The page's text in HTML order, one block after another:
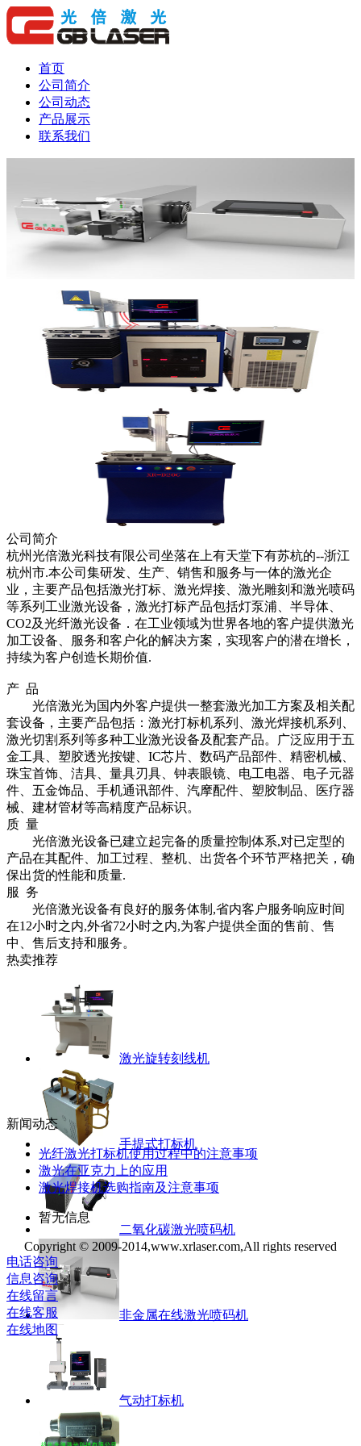
首页
公司简介
公司动态
产品展示
联系我们
公司简介
杭州光倍激光科技有限公司坐落在上有天堂下有苏杭的--浙江
杭州市.本公司集研发、生产、销售和服务与一体的激光企
业，主要产品包括激光打标、激光焊接、激光雕刻和激光喷码
等系列工业激光设备，激光打标产品包括灯泵浦、半导体、
CO2及光纤激光设备．在工业领域为世界各地的客户提供激光
加工设备、服务和客户化的解决方案，实现客户的潜在增长，
持续为客户创造长期价值.
产 品
光倍激光为国内外客户提供一整套激光加工方案及相关配
套设备，主要产品包括：激光打标机系列、激光焊接机系列、
激光切割系列等多种工业激光设备及配套产品。广泛应用于五
金工具、塑胶透光按键、 IC芯片、数码产品部件、精密机械、
珠宝首饰、洁具、量具刃具、钟表眼镜、电工电器、电子元器
件、五金饰品、手机通讯部件、汽摩配件、塑胶制品、医疗器
械、建材管材等高精度产品标识。
质 量
光倍激光设备已建立起完备的质量控制体系,对已定型的
产品在其配件、加工过程、整机、出货各个环节严格把关，确
保出货的性能和质量.
服 务
光倍激光设备有良好的服务体制 ,省内客户服务响应时间
在12小时之内,外省72小时之内,为客户提供全面的售前、售
中、售后支持和服务。
热卖推荐
激光旋转刻线机
手提式打标机
二氧化碳激光喷码机
非金属在线激光喷码机
气动打标机
新闻动态
光纤激光打标机使用过程中的注意事项
激光在亚克力上的应用
激光焊接机选购指南及注意事项
暂无信息
Copyright © 2009-2014,www.xrlaser.com,All rights reserved
电话咨询
信息咨询
在线留言
在线客服
在线地图